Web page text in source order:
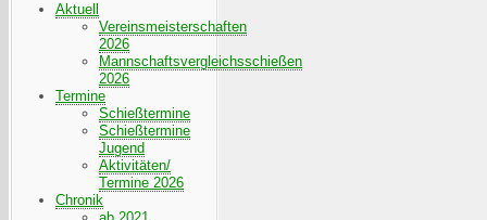
Aktuell
Vereinsmeisterschaften
2026
Mannschaftsvergleichsschießen
2026
Termine
Schießtermine
Schießtermine
Jugend
Aktivitäten/
Termine 2026
Chronik